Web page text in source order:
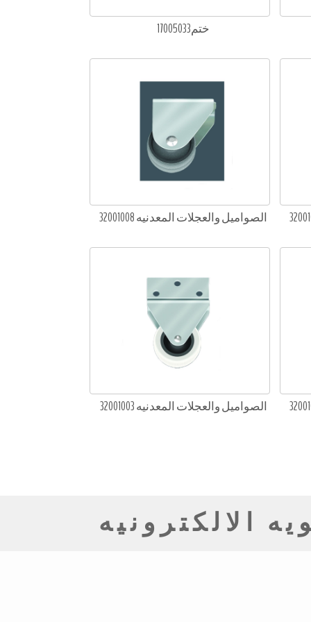
ختم17005033
الصواميل والعجلات المعدنيه 32001008
الصواميل والعجلات المعدنيه 32001003
الالكترونيه